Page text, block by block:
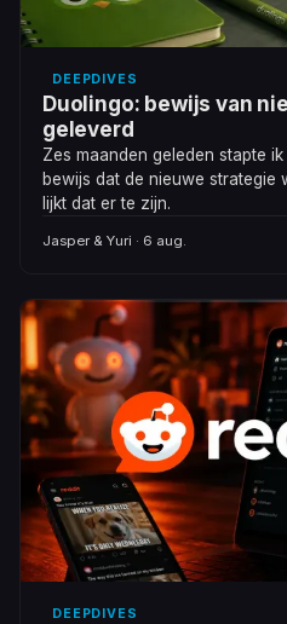
DEEPDIVES
Duolingo: bewijs van
geleverd
Zes maanden geleden stapte
bewijs dat de nieuwe strategie
lijkt dat er te zijn.
Jasper & Yuri · 6 aug.
DEEPDIVES